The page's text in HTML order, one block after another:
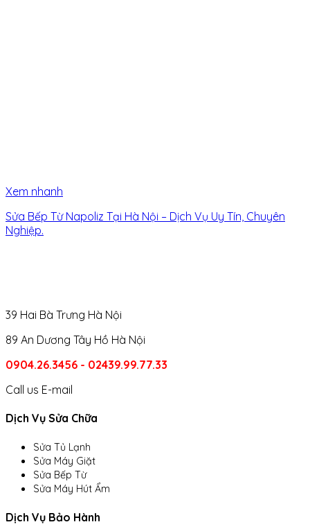
Xem nhanh
Sửa Bếp Từ Napoliz Tại Hà Nội – Dịch Vụ Uy Tín, Chuyên
Nghiệp.
39 Hai Bà Trưng Hà Nội
89 An Dương Tây Hồ Hà Nội
0904.26.3456 - 02439.99.77.33
Call us E-mail
Dịch Vụ Sửa Chữa
Sửa Tủ Lạnh
Sửa Máy Giặt
Sửa Bếp Từ
Sửa Máy Hút Ẩm
Dịch Vụ Bảo Hành